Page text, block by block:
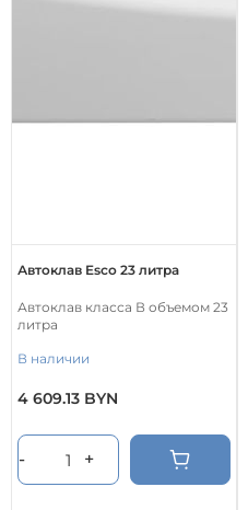
Автоклав Esco 23 литра
Автоклав класса В объемом 23
литра
В наличии
4 609.13 BYN
- +